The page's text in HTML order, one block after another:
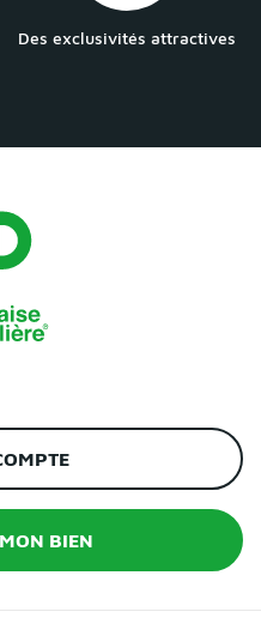
Des exclusivités attractives
BIEN